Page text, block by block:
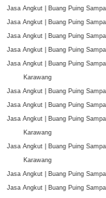
Jasa Angkut | Buang Puing
Jasa Angkut | Buang Puing
Jasa Angkut | Buang Puing
Jasa Angkut | Buang Puing
Jasa Angkut | Buang Puing
Karawang
Jasa Angkut | Buang Puing
Jasa Angkut | Buang Puing
Jasa Angkut | Buang Puing
Karawang
Jasa Angkut | Buang Puing
Karawang
Jasa Angkut | Buang Puing
Jasa Angkut | Buang Puing